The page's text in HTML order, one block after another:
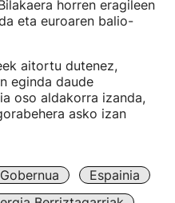
horren eragileen
eta euroaren balio-
aitortu dutenez,
eginda daude
oso aldakorra izanda,
asko izan
Espainia